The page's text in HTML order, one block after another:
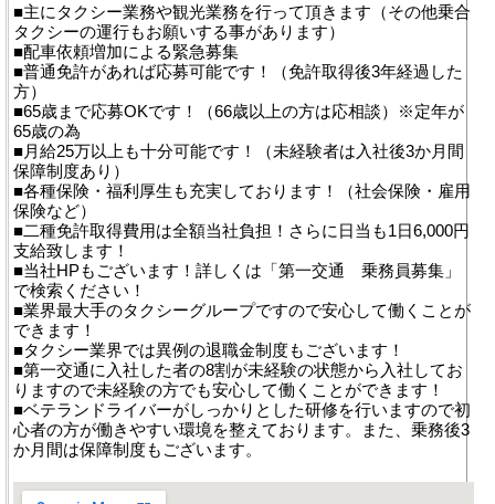
■主にタクシー業務や観光業務を行って頂きます（その他乗合
タクシーの運行もお願いする事があります）
■配車依頼増加による緊急募集
■普通免許があれば応募可能です！（免許取得後3年経過した
方）
■65歳まで応募OKです！（66歳以上の方は応相談）※定年が
65歳の為
■月給25万以上も十分可能です！（未経験者は入社後3か月間
保障制度あり）
■各種保険・福利厚生も充実しております！（社会保険・雇用
保険など）
■二種免許取得費用は全額当社負担！さらに日当も1日6,000円
支給致します！
■当社HPもございます！詳しくは「第一交通 乗務員募集」
で検索ください！
■業界最大手のタクシーグループですので安心して働くことが
できます！
■タクシー業界では異例の退職金制度もございます！
■第一交通に入社した者の8割が未経験の状態から入社してお
りますので未経験の方でも安心して働くことができます！
■ベテランドライバーがしっかりとした研修を行いますので初
心者の方が働きやすい環境を整えております。また、乗務後3
か月間は保障制度もございます。